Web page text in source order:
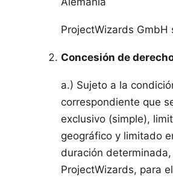
ProjectWizards GmbH
Concesión de
a.) Sujeto a la
correspondiente que
exclusivo (simple),
geográfico y limitado
duración
ProjectWizards, para